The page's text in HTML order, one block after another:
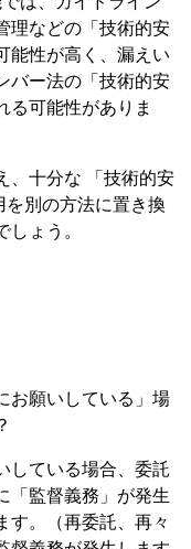
理などの「技術的安
能性が高く、漏えい
バー法の「技術的安
る可能性がありま
、十分な 「技術的安
別の方法に置き換
しょう。
お願いしている」場
している場合、委託
「監督義務」が発生
す。（再委託、再々